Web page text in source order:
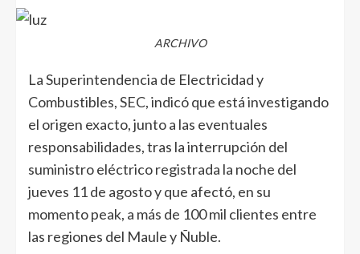
ARCHIVO
La Superintendencia de Electricidad y
Combustibles, SEC, indicó que está investigando
el origen exacto, junto a las eventuales
responsabilidades, tras la interrupción del
suministro eléctrico registrada la noche del
jueves 11 de agosto y que afectó, en su
momento peak, a más de 100 mil clientes entre
las regiones del Maule y Ñuble.